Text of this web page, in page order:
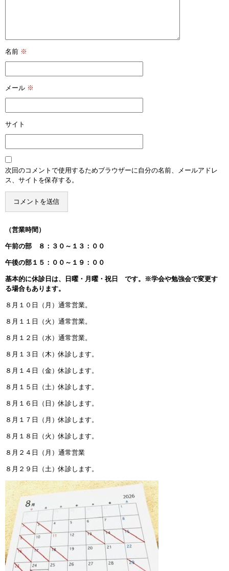
名前 ※
メール ※
サイト
次回のコメントで使用するためブラウザーに自分の名前、メールアドレ
ス、サイトを保存する。
（営業時間）
午前の部 ８：３０～１３：００
午後の部１５：００～１９：００
基本的に休診日は、日曜・月曜・祝日 です。※学会や勉強会で変更す
る場合もあります。
８月１０日（月）通常営業。
８月１１日（火）通常営業。
８月１２日（水）通常営業。
８月１３日（木）休診します。
８月１４日（金）休診します。
８月１５日（土）休診します。
８月１６日（日）休診します。
８月１７日（月）休診します。
８月１８日（火）休診します。
８月２４日（月）通常営業
８月２９日（土）休診します。